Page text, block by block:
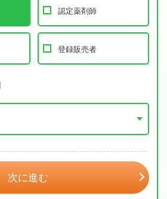
認定薬剤師
登録販売者
次に進む